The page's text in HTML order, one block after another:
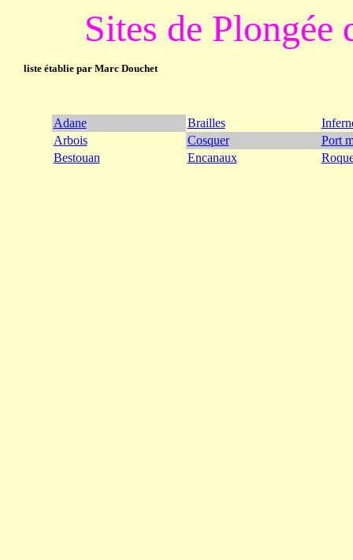
Sites de Plongée
liste établie par Marc Douchet
Adane Brailles
Arbois
Cosquer
Port
Bestouan
Encanaux